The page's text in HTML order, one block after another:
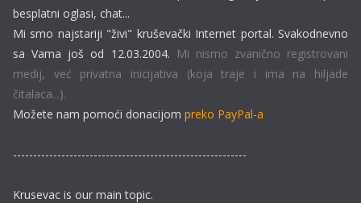
besplatni oglasi, chat...
Mi smo najstariji "živi" kruševački Internet portal. Svakodnevno
sa Vama još od 12.03.2004. Mi nismo zvanično registrovani
medij, već privatna inicijativa (koja traje i ima na hiljade
čitalaca...).
Možete nam pomoći donacijom preko PayPal-a
----------------------------------------------------------
Krusevac is our main topic.